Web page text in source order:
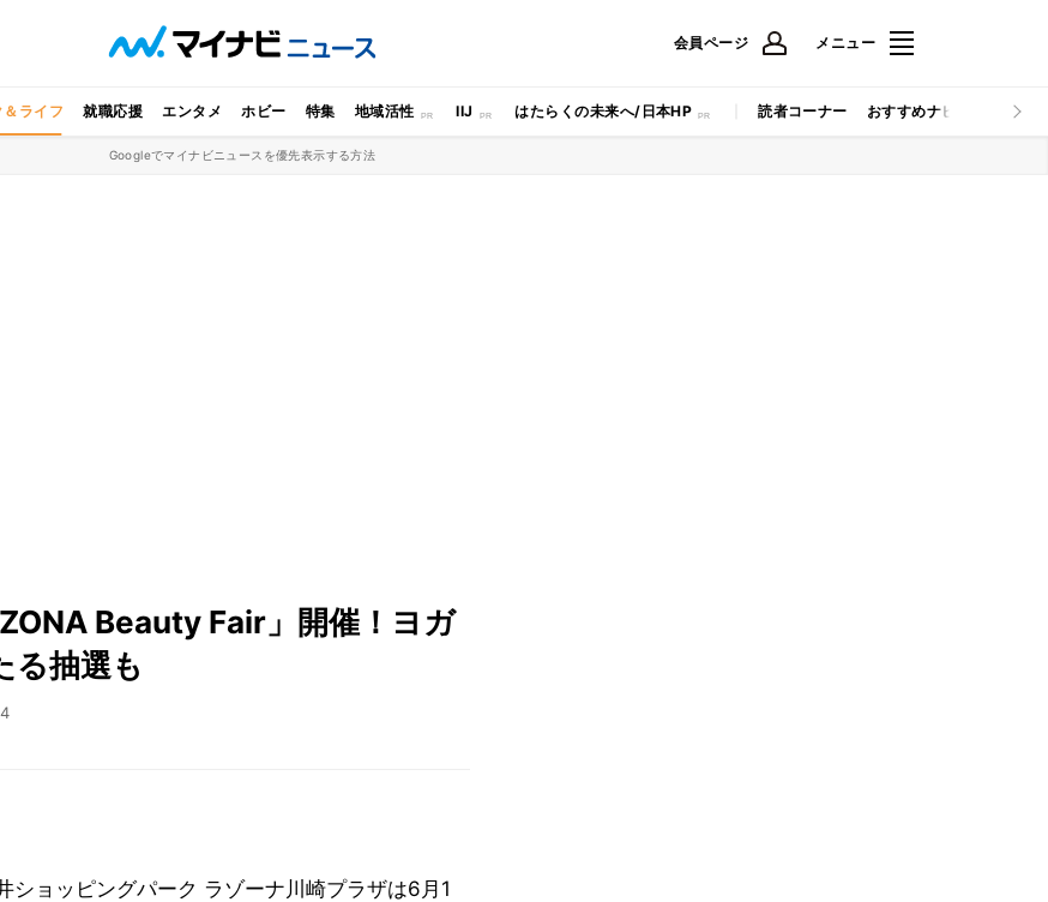
会員ページ メニュー
＆ライフ 就職応援 エンタメ ホビー 特集 地域活性 IIJ はたらくの未来へ/日本HP 読者コーナー おすすめナビ マイナビ
Googleでマイナビニュースを優先表示する方法
Beauty Fair」開催！ヨガ
る抽選も
ョッピングパーク ラゾーナ川崎プラザは6月1